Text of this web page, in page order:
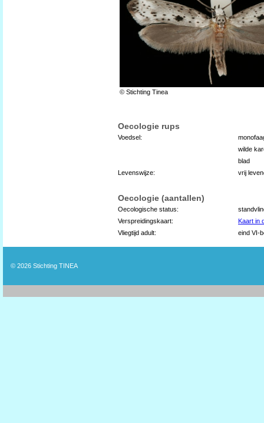
© Stichting Tinea
Oecologie rups
Voedsel:
wilde
blad
Levenswijze:
vrij
Oecologie (aantallen)
Oecologische status:
Verspreidingskaart:
Kaart in
Vliegtijd adult:
eind VI-
© 2026 Stichting TINEA